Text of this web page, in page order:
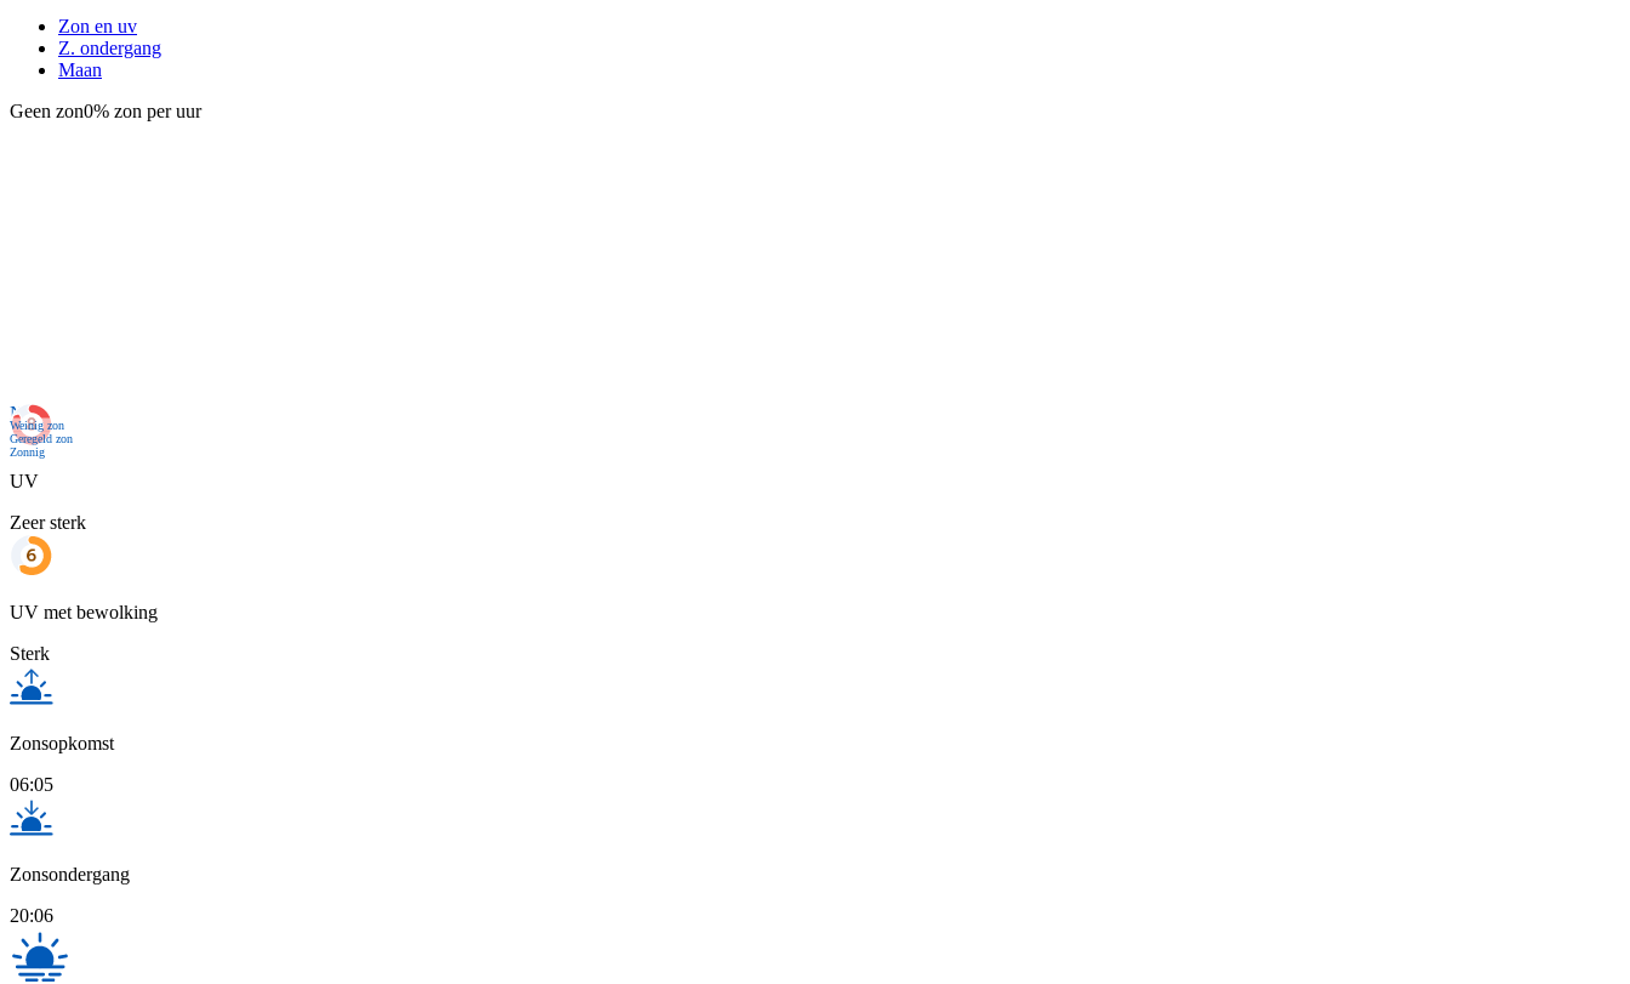
Zon en uv
Z. ondergang
Maan
Geen zon0% zon per uur
Nu
Weinig zon
Geregeld zon
Zonnig
UV
Zeer sterk
UV met bewolking
Sterk
Zonsopkomst
06:05
Zonsondergang
20:06